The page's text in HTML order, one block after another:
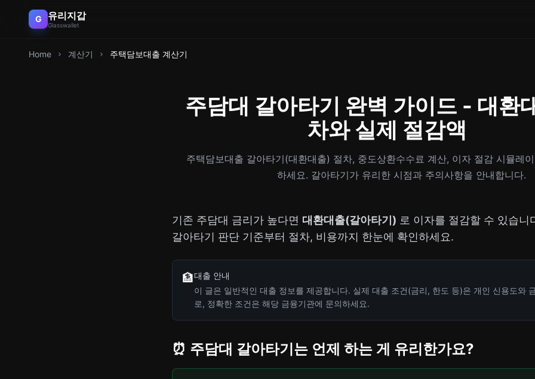
G 유리지갑
Glasswallet
Home 계산기 주택담보대출 계산기
주담대 갈아타기 완벽 가이드 - 대환
차와 실제 절감액
주택담보대출 갈아타기(대환대출) 절차, 중도상환수수료 계산, 이자 절감 시뮬레
하세요. 갈아타기가 유리한 시점과 주의사항을 안내합니다.
기존 주담대 금리가 높다면 대환대출(갈아타기) 로 이자를 절감할 수 있습니
갈아타기 판단 기준부터 절차, 비용까지 한눈에 확인하세요.
🏦대출 안내
이 글은 일반적인 대출 정보를 제공합니다. 실제 대출 조건(금리, 한도 등)은 개인 신용도와
로, 정확한 조건은 해당 금융기관에 문의하세요.
⏰ 주담대 갈아타기는 언제 하는 게 유리한가요?